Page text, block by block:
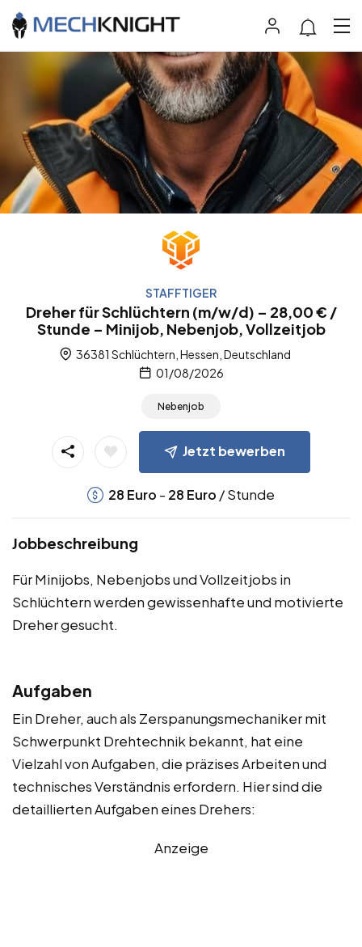
STAFFTIGER
Dreher für Schlüchtern (m/w/d) – 28,00 € /
Stunde – Minijob, Nebenjob, Vollzeitjob
36381 Schlüchtern, Hessen, Deutschland
01/08/2026
Nebenjob
Jetzt bewerben
28 Euro - 28 Euro / Stunde
Jobbeschreibung
Für Minijobs, Nebenjobs und Vollzeitjobs in
Schlüchtern werden gewissenhafte und motivierte
Dreher gesucht.
Aufgaben
Ein Dreher, auch als Zerspanungsmechaniker mit
Schwerpunkt Drehtechnik bekannt, hat eine
Vielzahl von Aufgaben, die präzises Arbeiten und
technisches Verständnis erfordern. Hier sind die
detaillierten Aufgaben eines Drehers:
Anzeige